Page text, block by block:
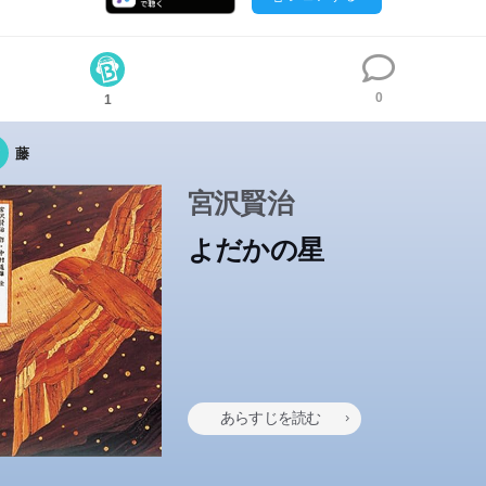
1 0
藤
宮沢賢治
よだかの星
あらすじを読む
くい鳥だと、みんなからいじめられるよだか。タカからは「名前